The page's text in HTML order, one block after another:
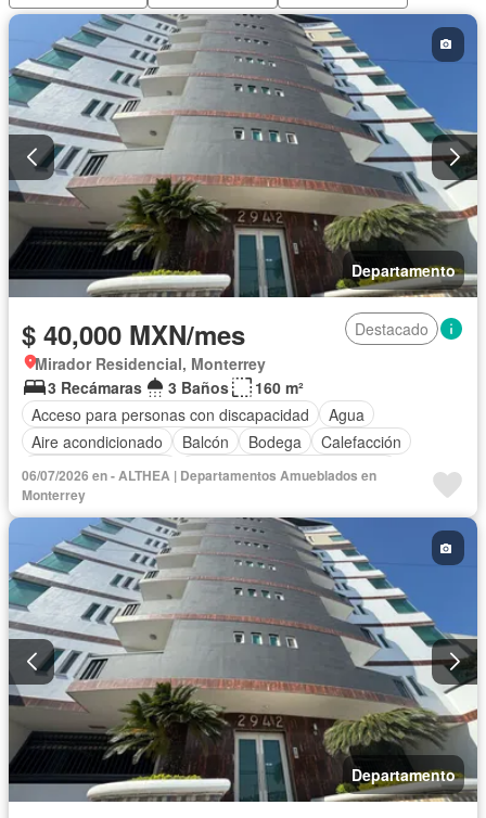
Departamento
$ 40,000 MXN/mes
Destacado
Mirador Residencial, Monterrey
3 Recámaras
3 Baños
160 m²
Acceso para personas con discapacidad
Agua
Aire acondicionado
Balcón Bodega
Calefacción
Caseta de vigilancia
Circuito cerrado de televisión
Cisterna
Cuarto de servicio
Electricidad
Elevador
Estacionamiento
Gas natural Gimnasio
Internet
Recámara con closet
Sala polivalente Seguridad
Completamente amueblado
06/07/2026 en - ALTHEA | Departamentos Amueblados en
Monterrey
Departamento